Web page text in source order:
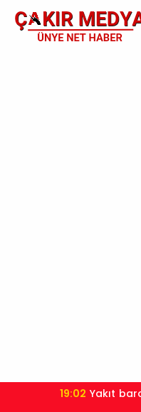
18:52Türk Tarih Kurumu’ndan tarihi içerikler tek